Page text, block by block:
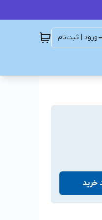
ورود | ثبت‌نام
خرید